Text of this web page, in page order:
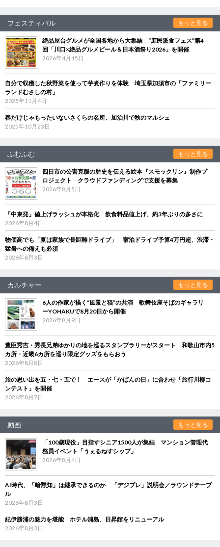
フェスティバル もっと見る
絶品屋台グルメが全国各地から大集結 “庶民派食フェス”第4
回「川口×絶品グルメビール＆日本酒祭り2026」を開催
2026年4月15日
自分で収穫した秋野菜を使って芋煮作りを体験 埼玉県加須市の「ファミリー
ランドむさしの村」
2025年11月4日
春だけじゃもったいないさくらの名所、加治川で秋のマルシェ
2025年10月23日
ふむふむ もっと見る
四日市の公害克服の歴史を伝える絵本『スモックリン』制作プ
ロジェクト クラウドファンディングで支援を募集
2026年8月5日
「中東発」値上げラッシュが本格化 飲食料品値上げ、約3年ぶりの多さに
2026年8月4日
物価高でも「夏は家族で長距離ドライブ」 宿泊ドライブ予算4万円超、渋滞・
猛暑への備えも必須
2026年8月3日
カルチャー もっと見る
6人の作家が描く“風景と猫”の共演 歌舞伎座そばのギャラリ
ーYOHAKUで8月20日から開催
2026年8月9日
豊臣秀吉・秀長兄弟ゆかりの地を巡るスタンプラリーがスタート 和歌山市内5
カ所・近畿6カ所を巡り限定グッズをもらおう
2026年8月8日
旅の思い出を五・七・五で！ エースが「かばんの日」に合わせ「旅行川柳コ
ンテスト」を開催
2026年8月7日
動画 もっと見る
「100歳現役」目指すシニア1500人が集結 マンション管理代
務員イベント「うぇるねすシップ」
2026年8月4日
AI時代、「暗黙知」は継承できるのか 「デジブレ」説明会／ラウンドテーブ
ル
2026年8月3日
紀伊勝浦の魅力を堪能 ホテル浦島、日昇館をリニューアル
2026年8月3日